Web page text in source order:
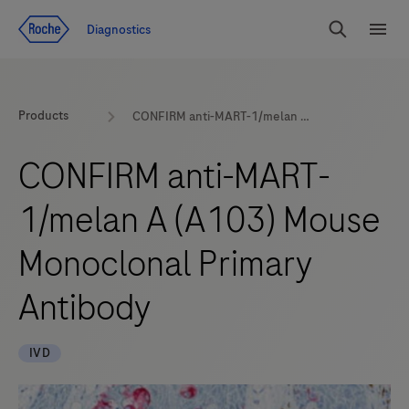
Diagnostics
Suchen
Products CONFIRM anti-MART-1/melan A (A103) Mouse Monoclonal Primary Antibody
CONFIRM anti-MART-
1/melan A (A103) Mouse
Monoclonal Primary
Antibody
IVD